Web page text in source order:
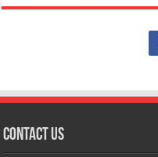
Contact Us